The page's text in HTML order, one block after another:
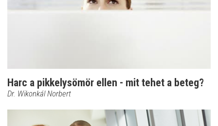
Harc a pikkelysömör ellen - mit tehet a beteg?
Dr. Wikonkál Norbert